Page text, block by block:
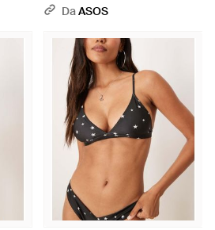
Laccetti Laterali - Rosso
DaASOS